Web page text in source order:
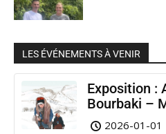
LES ÉVÉNEMENTS À VENIR
Exposition :
Bourbaki –
Pontarlier
2026-01-01